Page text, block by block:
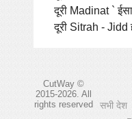
दूरी Madinat `
दूरी Sitrah - Jidd
CutWay ©
2015-2026. All
rights reserved
सभी देश